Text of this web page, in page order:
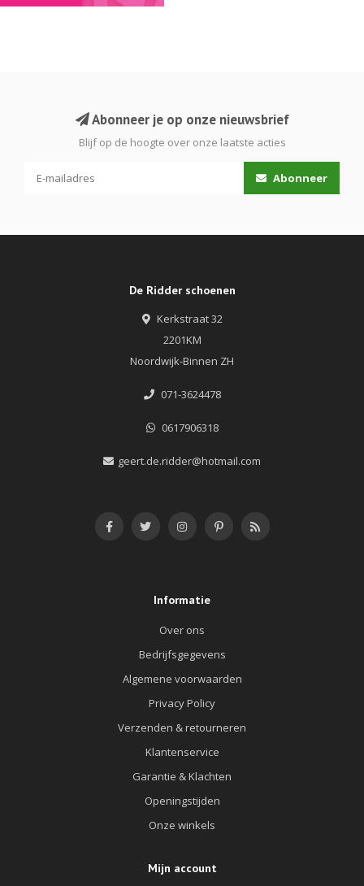
Abonneer je op onze nieuwsbrief
Blijf op de hoogte over onze laatste acties
Abonneer
De Ridder schoenen
Kerkstraat 32
2201KM
Noordwijk-Binnen ZH
071-3624478
0617906318
geert.de.ridder@hotmail.com
Informatie
Over ons
Bedrijfsgegevens
Algemene voorwaarden
Privacy Policy
Verzenden & retourneren
Klantenservice
Garantie & Klachten
Openingstijden
Onze winkels
Mijn account